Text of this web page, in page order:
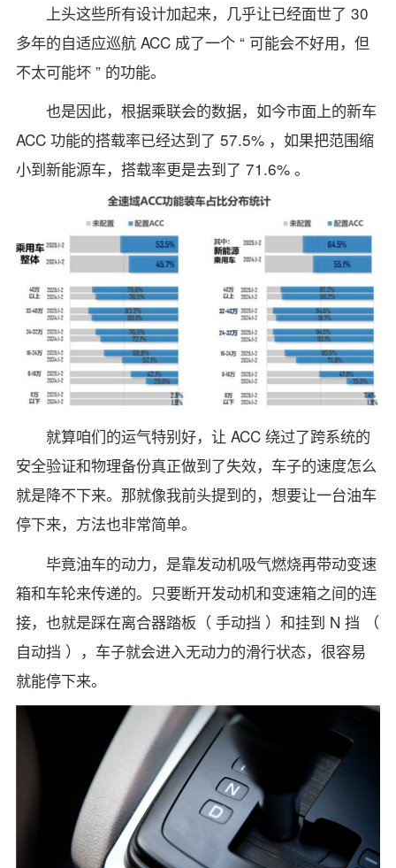
上头这些所有设计加起来，几乎让已经面世了 30
多年的自适应巡航 ACC 成了一个 “ 可能会不好用，但
不太可能坏 ” 的功能。
也是因此，根据乘联会的数据，如今市面上的新车
ACC 功能的搭载率已经达到了 57.5% ，如果把范围缩
小到新能源车，搭载率更是去到了 71.6% 。
就算咱们的运气特别好，让 ACC 绕过了跨系统的
安全验证和物理备份真正做到了失效，车子的速度怎么
就是降不下来。那就像我前头提到的，想要让一台油车
停下来，方法也非常简单。
毕竟油车的动力，是靠发动机吸气燃烧再带动变速
箱和车轮来传递的。只要断开发动机和变速箱之间的连
接，也就是踩在离合器踏板（ 手动挡 ）和挂到 N 挡 （
自动挡 ），车子就会进入无动力的滑行状态，很容易
就能停下来。